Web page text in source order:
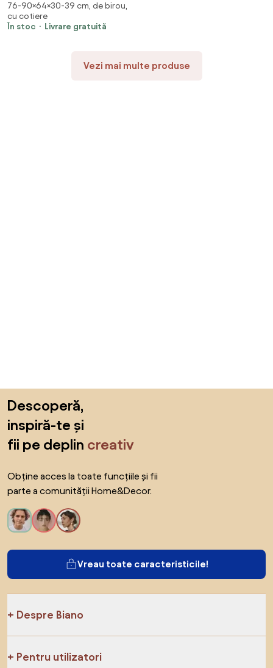
ergonomic rotativ pentru
copii, reglabil pe înălțime,
suport picioare reglabil, rotativ
76-90×64×30-39 cm, de birou,
cu cotiere
În stoc
Livrare gratuită
Vezi mai multe produse
Descoperă,
inspiră-te și
fii pe deplin creativ
Obține acces la toate funcțiile și fii
parte a comunității Home&Decor.
Vreau toate caracteristicile!
Despre Biano
Pentru utilizatori